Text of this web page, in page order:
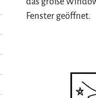
Fenster geöffnet.